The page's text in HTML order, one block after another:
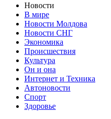
Новости
В мире
Новости Молдова
Новости СНГ
Экономика
Происшествия
Культура
Он и она
Интернет и Техника
Автоновости
Спорт
Здоровье